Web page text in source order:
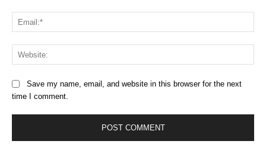
Save my name, email, and website in this browser for the next
time I comment.